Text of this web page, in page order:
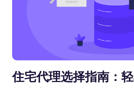
住宅代理选择指南：